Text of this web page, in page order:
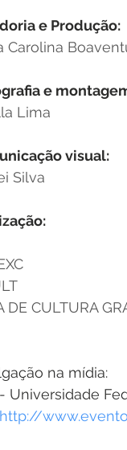
MÍDIA CARNAVAL
MTST
e Produção:
Carolina
e
Lima
visual:
Silva
DE CULTURA
na mídia:
- Universidade
http://